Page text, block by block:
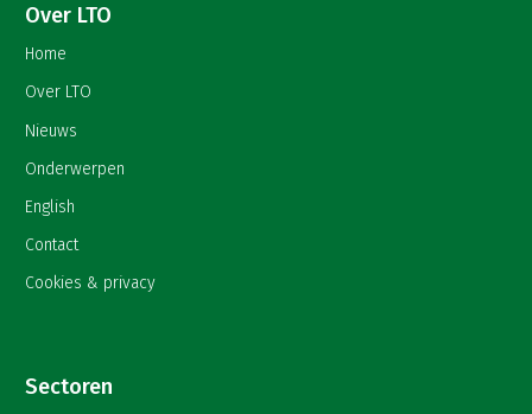
Over LTO
Home
Over LTO
Nieuws
Onderwerpen
English
Contact
Cookies & privacy
Sectoren